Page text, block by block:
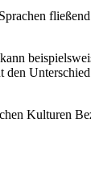
den
Kulturen